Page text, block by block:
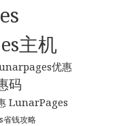
主机
优惠
码
LunarPages
钱攻略